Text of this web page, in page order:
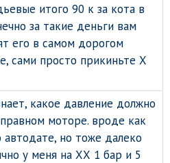
итого 90 к за кота в
за такие деньги вам
его в самом дорогом
сами просто прикиньте Х
какое давление должно
моторе. вроде как
автодате, но тоже далеко
у меня на ХХ 1 бар и 5